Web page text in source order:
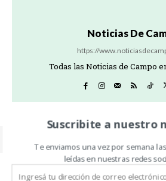
Noticias De
https://
Todas las Noticias de Campo
Suscribite a nuestro
Te enviamos una vez por semana
leídas en nuestras redes